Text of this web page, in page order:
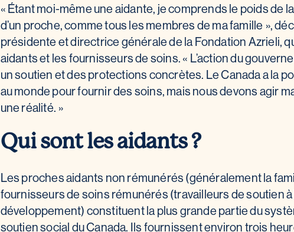
« Étant moi-même une aidante, je comprends le poids de
d’un proche, comme tous les membres de ma famille »,
présidente et directrice générale de la Fondation Azrieli,
aidants et les fournisseurs de soins. « L’action du
un soutien et des protections concrètes. Le Canada a la
au monde pour fournir des soins, mais nous devons agir
une réalité. »
Qui sont les aidants ?
Les proches aidants non rémunérés (généralement la
fournisseurs de soins rémunérés (travailleurs de soutien
développement) constituent la plus grande partie du
soutien social du Canada. Ils fournissent environ trois